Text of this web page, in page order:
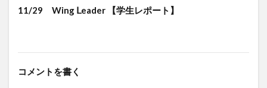
11/29 Wing Ⅼeader 【学生レポート】
コメントを書く